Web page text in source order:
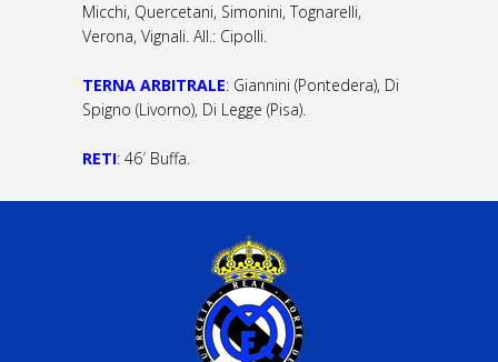
Micchi, Quercetani, Simonini, Tognarelli,
Verona, Vignali. All.: Cipolli.
TERNA ARBITRALE: Giannini (Pontedera), Di
Spigno (Livorno), Di Legge (Pisa).
RETI: 46′ Buffa.